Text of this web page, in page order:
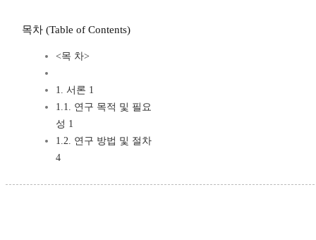
목차 (Table of Contents)
<목 차>
1. 서론 1
1.1. 연구 목적 및 필요
성 1
1.2. 연구 방법 및 절차
4